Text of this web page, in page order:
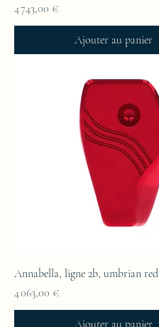
Prix
4 743,00 €
Ajouter au panier
Annabella, ligne 2b, umbrian red
Prix
4 063,00 €